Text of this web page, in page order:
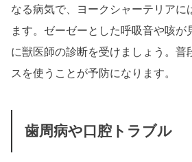
なる病気で、ヨークシャーテリアに
ます。ゼーゼーとした呼吸音や咳が
に獣医師の診断を受けましょう。普
スを使うことが予防になります。
歯周病や口腔トラブル